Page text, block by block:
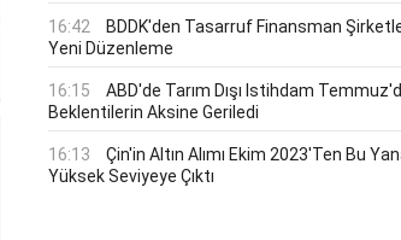
16:42
BDDK'den Tasarruf Finansman
Yeni Düzenleme
16:15
ABD'de Tarım Dışı Istihdam
Beklentilerin Aksine Geriledi
16:13
Çin'in Altın Alımı Ekim 2023'ten Bu
Yüksek Seviyeye Çıktı